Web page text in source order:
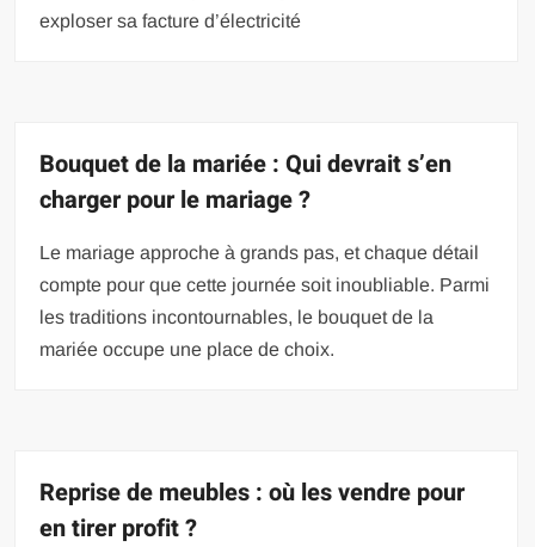
exploser sa facture d’électricité
Bouquet de la mariée : Qui devrait s’en
charger pour le mariage ?
Le mariage approche à grands pas, et chaque détail
compte pour que cette journée soit inoubliable. Parmi
les traditions incontournables, le bouquet de la
mariée occupe une place de choix.
Reprise de meubles : où les vendre pour
en tirer profit ?